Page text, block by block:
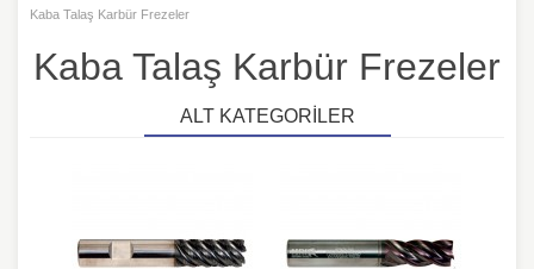
Kaba Talaş Karbür Frezeler
Kaba Talaş Karbür Frezeler
ALT KATEGORILER